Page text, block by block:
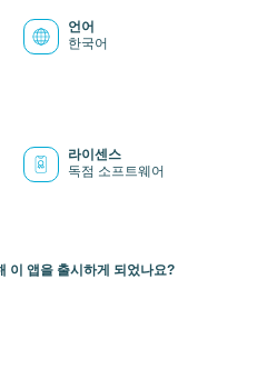
언어
한국어
라이센스
독점 소프트웨어
이 앱을 출시하게 되었나요?